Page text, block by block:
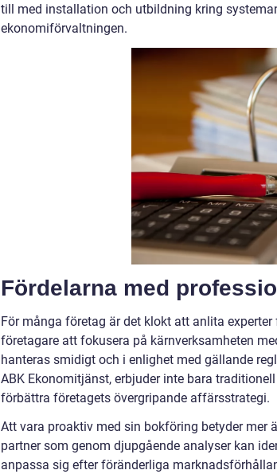
till med installation och utbildning kring
ekonomiförvaltningen.
Fördelarna med
För många företag är det klokt att anlita
företagare att fokusera på kärnverksamheten
hanteras smidigt och i enlighet med gällande
ABK Ekonomitjänst, erbjuder inte bara
förbättra företagets övergripande affärsstrategi.
Att vara proaktiv med sin bokföring betyder mer
partner som genom djupgående analyser kan
anpassa sig efter föränderliga